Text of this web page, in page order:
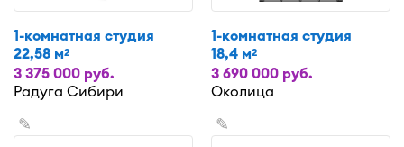
1-комнатная студия
22,58 м2
3 375 000 руб.
Радуга Сибири
1-комнатная студия
18,4 м2
3 690 000 руб.
Околица
✎ ✎